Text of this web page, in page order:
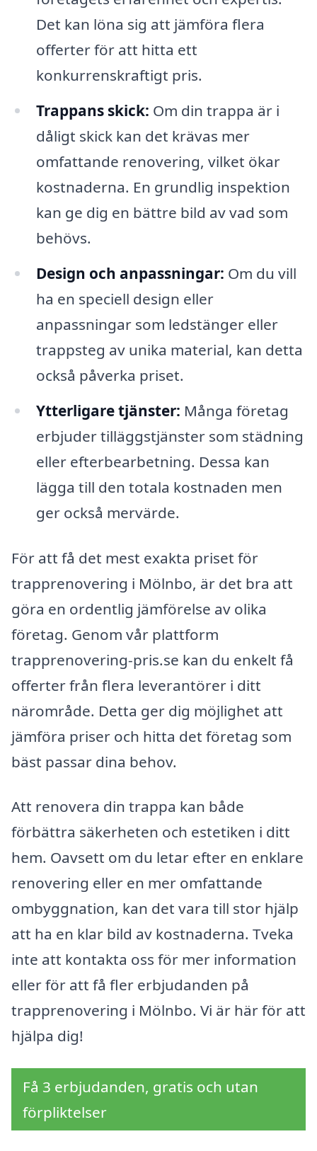
Det kan löna sig att jämföra flera
offerter för att hitta ett
konkurrenskraftigt pris.
Trappans skick: Om din trappa är i
dåligt skick kan det krävas mer
omfattande renovering, vilket ökar
kostnaderna. En grundlig inspektion
kan ge dig en bättre bild av vad som
behövs.
Design och anpassningar: Om du vill
ha en speciell design eller
anpassningar som ledstänger eller
trappsteg av unika material, kan detta
också påverka priset.
Ytterligare tjänster: Många företag
erbjuder tilläggstjänster som städning
eller efterbearbetning. Dessa kan
lägga till den totala kostnaden men
ger också mervärde.
För att få det mest exakta priset för
trapprenovering i Mölnbo, är det bra att
göra en ordentlig jämförelse av olika
företag. Genom vår plattform
trapprenovering-pris.se kan du enkelt få
offerter från flera leverantörer i ditt
närområde. Detta ger dig möjlighet att
jämföra priser och hitta det företag som
bäst passar dina behov.
Att renovera din trappa kan både
förbättra säkerheten och estetiken i ditt
hem. Oavsett om du letar efter en enklare
renovering eller en mer omfattande
ombyggnation, kan det vara till stor hjälp
att ha en klar bild av kostnaderna. Tveka
inte att kontakta oss för mer information
eller för att få fler erbjudanden på
trapprenovering i Mölnbo. Vi är här för att
hjälpa dig!
Få 3 erbjudanden, gratis och utan
förpliktelser